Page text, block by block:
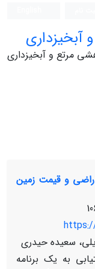
مرتع و آبخیزداری
اراضی و قیمت زمین
https://
سعیده حیدری
به یک برنامه